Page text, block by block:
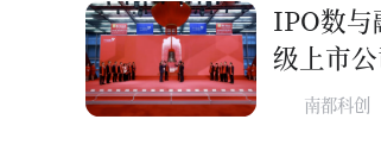
IPO数与
级上市
南都科创